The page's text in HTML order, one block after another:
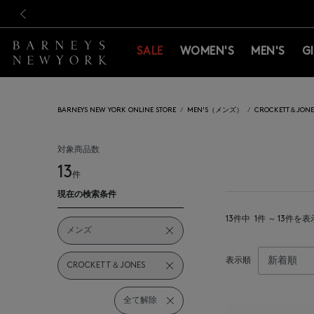
SALE WOMEN'S MEN'S
BARNEYS NEW YORK ONLINE STORE MEN'S（メンズ） CROCKETT＆
対象商品数
13件
現在の検索条件
メンズ
CROCKETT＆JONES
全て解除
13件中 1件 ～ 13件を表
表示順